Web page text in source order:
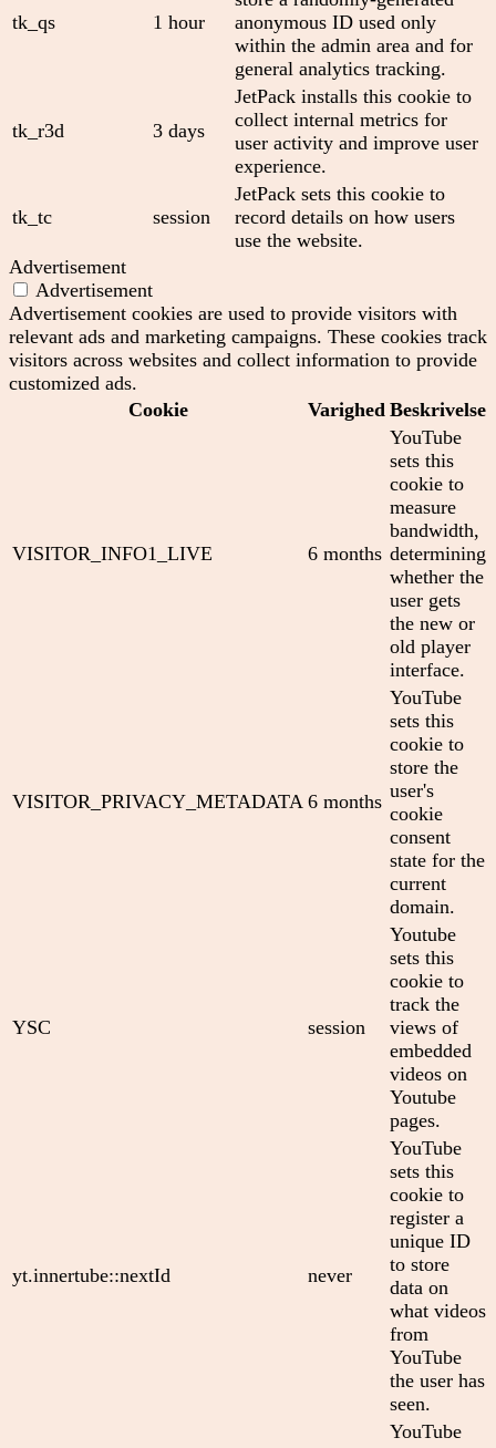
tk_qs 1 hour
anonymous ID used only
within the admin area and for
general analytics tracking.
tk_r3d 3 days
JetPack installs this cookie to
collect internal metrics for
user activity and improve user
experience.
tk_tc session
JetPack sets this cookie to
record details on how users
use the website.
Advertisement
Advertisement
Advertisement cookies are used to provide visitors with
relevant ads and marketing campaigns. These cookies track
visitors across websites and collect information to provide
customized ads.
Cookie
Varighed Beskrivelse
VISITOR_INFO1_LIVE 6 months
YouTube
sets this
cookie to
measure
bandwidth,
determining
whether the
user gets
the new or
old player
interface.
VISITOR_PRIVACY_METADATA 6 months
YouTube
sets this
cookie to
store the
user's
cookie
consent
state for the
current
domain.
YSC session
Youtube
sets this
cookie to
track the
views of
embedded
videos on
Youtube
pages.
yt.innertube::nextId never
YouTube
sets this
cookie to
register a
unique ID
to store
data on
what videos
from
YouTube
the user has
seen.
YouTube